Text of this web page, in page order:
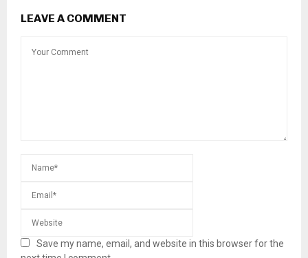
LEAVE A COMMENT
Save my name, email, and website in this browser for the